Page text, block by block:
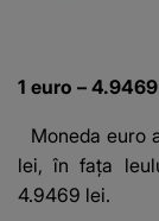
1 euro –
Moneda euro
lei, în fața
4.9469 lei.